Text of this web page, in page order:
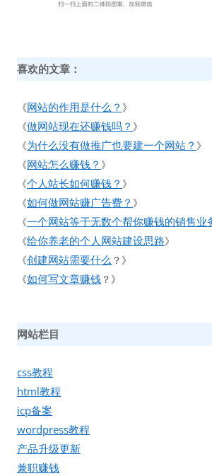
喜欢的文章：
《网站的作用是什么？ 》
《做网站现在还赚钱吗？ 》
《为什么没有做推广也要建一个网站？ 》
《网站怎么赚钱？ 》
《个人站长如何赚钱？ 》
《如何做网站赚广告费？ 》
《一个网站等于无数个帮你赚钱的销售业
《给你养老的个人网站建设思路》
《创建网站需要什么 ？》
《如何写文章赚钱 ？》
网站栏目
css教程
html教程
icp备案
wordpress教程
产品升级更新
兼职赚钱